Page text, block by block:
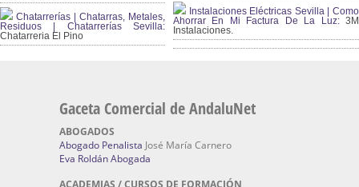
Chatarrerías | Chatarras, Metales,
Residuos | Chatarrerías Sevilla:
Chatarreria El Pino
Instalaciones Eléctricas Sevilla | Como
Ahorrar En Mi Factura De La Luz:3M
Instalaciones.
Gaceta Comercial de AndaluNet
ABOGADOS
Abogado Penalista José María Carnero
Eva Roldán Abogada
ACADEMIAS / CURSOS DE FORMACIÓN